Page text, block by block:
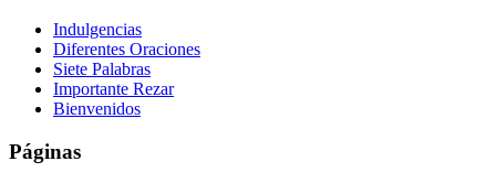
Indulgencias
Diferentes Oraciones
Siete Palabras
Importante Rezar
Bienvenidos
Páginas